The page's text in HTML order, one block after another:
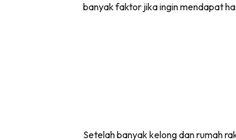
banyak faktor jika ingin mendapat
Setelah banyak kelong dan rumah